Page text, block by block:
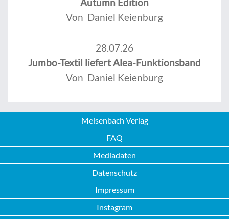
Autumn Edition
Von Daniel Keienburg
28.07.26
Jumbo-Textil liefert Alea-Funktionsband
Von Daniel Keienburg
Meisenbach Verlag
FAQ
Mediadaten
Datenschutz
Impressum
Instagram